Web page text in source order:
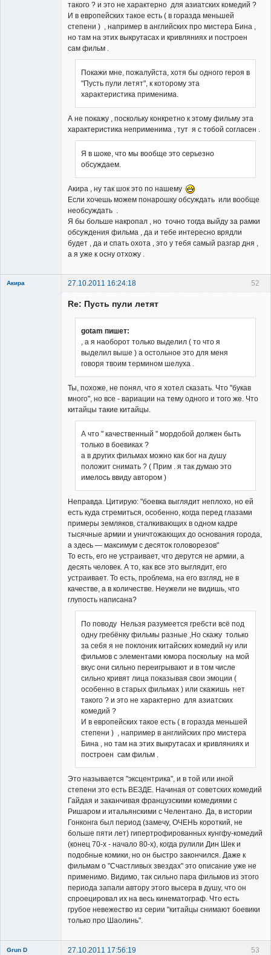
такого ? и это не характерно для азиатских комедий ?
И в европейских такое есть ( в горазда меньшей
степени ) , например в английских про мистера Бина ,
но там на этих выкрутасах и кривляниях и построен
сам фильм .
Покажи мне, пожалуйста, хотя бы одного героя в
"Пусть пули летят", к которому эта
характеристика применима.
А не покажу , поскольку конкретно к этому фильму эта
характеристика неприменима , тут я с тобой согласен .
Я в шоке, что мы вообще это серьезно
обсуждаем.
Акира , ну так шок это по нашему
Если хочешь можем понарошку обсуждать или вообще
необсуждать .
Я бы больше накропал , но точно тогда выйду за рамки
обсуждения фильма , да и тебе интересно врядли
будет , да и спать охота , это у тебя самый разгар дня ,
а я уже к осну отхожу .
52
Акира 27.10.2011 16:24:18
Re: Пусть пули летят
gotam пишет:
, а я наоборот только выделил ( то что я
выделил выше ) а остольное это для меня
говоря твоим термином шелуха .
Ты, похоже, не понял, что я хотел сказать. Что "букав
много", но все - вариации на тему одного и того же. Что
китайцы такие китайцы.
А что " качественный " мордобой должен быть
только в боевиках ?
а в других фильмах можно как бог на душу
положит снимать ? ( Прим . я так думаю это
имелось ввиду автором )
Неправда. Цитирую: "боевка выглядит неплохо, но ей
есть куда стремиться, особенно, когда перед глазами
примеры земляков, сталкивающих в одном кадре
тысячные армии и уничтожающих до основания города,
а здесь — максимум с десяток головорезов"
То есть, его не устраивает, что дерутся не армии, а
десять человек. А то, как все это выглядит, его
устраивает. То есть, проблема, на его взгляд, не в
качестве, а в количестве. Неужели не видишь, что
глупость написана?
По поводу Нельзя разумеется гребсти всё под
одну гребёнку фильмы разные ,Но скажу только
за себя я не поклоник китайских комедий ну или
фильмов с элементами юмора поскольку на мой
вкус они сильно переигрывают и в том числе
сильно кривят лица показывая свои эмоции (
особенно в старых фильмах ) или скажишь нет
такого ? и это не характерно для азиатских
комедий ?
И в европейских такое есть ( в горазда меньшей
степени ) , например в английских про мистера
Бина , но там на этих выкрутасах и кривляниях и
построен сам фильм .
Это называется "эксцентрика", и в той или иной
степени это есть ВЕЗДЕ. Начиная от советских комедий
Гайдая и заканчивая французскими комедиями с
Ришаром и итальянскими с Челентано. Да, в истории
Гонконга был период (замечу, ОЧЕНЬ короткий, не
больше пяти лет) гипертрофированных кунгфу-комедий
(конец 70-х - начало 80-х), когда рулили Дин Шек и
подобные комики, но он быстро закончился. Даже к
фильмам о "Счастливых звездах" это описание уже не
применимо. Видимо, так сильно пара фильмов из этого
периода запали автору этого высера в душу, что он
спроецировал их на весь кинематограф. Что есть
грубое невежество из серии "китайцы снимают боевики
только про Шаолинь".
53
Grun D 27.10.2011 17:56:19